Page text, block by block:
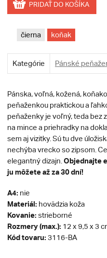
PRIDAŤ DO KOŠÍKA
čierna koňak
Kategórie Pánské
Pánska, voľná, kožená,
peňaženkou praktickou a
peňaženky je voľný, teda bez
na mince a priehradky na
sem aj vizitky. Sú tu dve
nechýba vrecko so zipsom.
elegantný dizajn. Objednajte
ju môžete až za 30 dní!
A4: nie
Materiál: hovädzia koža
Kovanie: strieborné
Rozmery (max.): 12 x 9,5 x 3
Kód tovaru: 3116-BA